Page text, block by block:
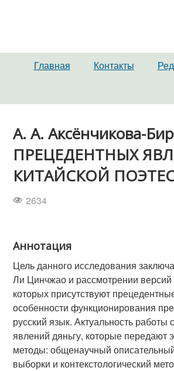
Главная Контакты
А. А. Аксёнчикова-
ПРЕЦЕДЕНТНЫХ
КИТАЙСКОЙ
2634
Аннотация
Цель данного исследования
Ли Цинчжао и рассмотрении
которых присутствуют
особенности функционирования
русский язык. Актуальность
явлений дяньгу, которые
методы: общенаучный
выборки и контекстологический